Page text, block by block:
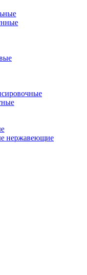
нержавеющие